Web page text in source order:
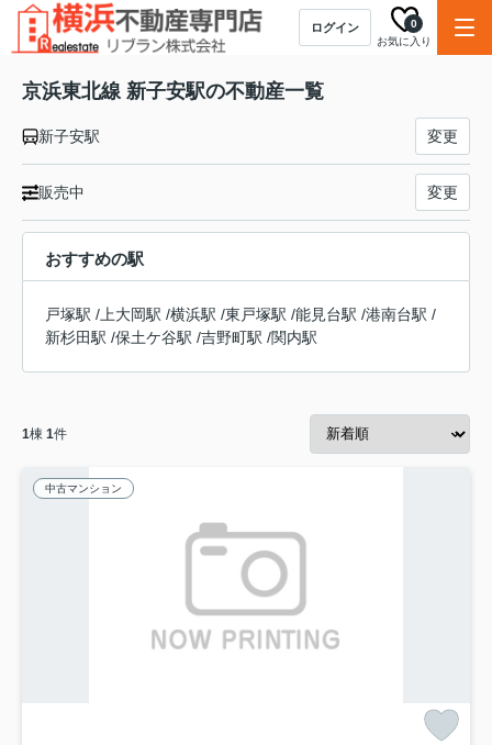
ログイン
お気に入り
0
京浜東北線 新子安駅の不動産一覧
新子安駅 変更
販売中 変更
おすすめの駅
戸塚駅 / 上大岡駅 /横浜駅 /東戸塚駅 /能見台駅 /港南台駅 /
新杉田駅 /保土ケ谷駅 /吉野町駅 /関内駅
1棟 1件
中古マンション